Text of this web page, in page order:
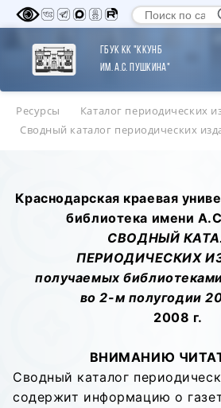
ГБУК КК "ККУНБ
им. А.С. Пушкина"
Ресурсы
Каталог периодических
Сводный каталог периодических
Краснодарская краевая
библиотека имени
СВОДНЫЙ
ПЕРИОДИЧЕСКИХ
получаемых
во 2-м полугодии
2008 г.
ВНИМАНИЮ
Сводный каталог
содержит информацию о